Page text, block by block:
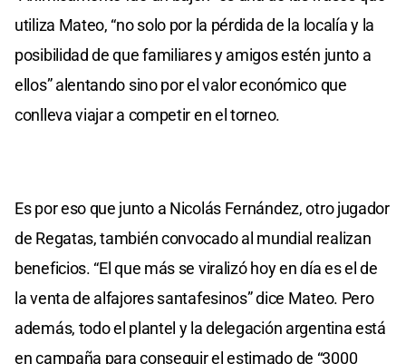
utiliza Mateo, “no solo por la pérdida de la localía y la
posibilidad de que familiares y amigos estén junto a
ellos” alentando sino por el valor económico que
conlleva viajar a competir en el torneo.
Es por eso que junto a Nicolás Fernández, otro jugador
de Regatas, también convocado al mundial realizan
beneficios. “El que más se viralizó hoy en día es el de
la venta de alfajores santafesinos” dice Mateo. Pero
además, todo el plantel y la delegación argentina está
en campaña para conseguir el estimado de “3000